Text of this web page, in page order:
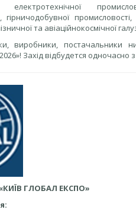
промисловості,
та авіаційнокосмічної
виробники, постачальники
2026»! Захід відбудется
ГЛОБАЛ ЕКСПО»